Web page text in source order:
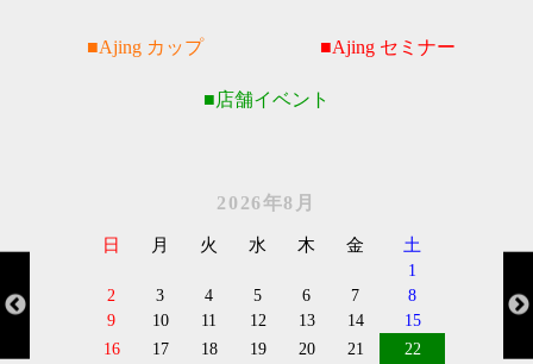
Ajing カップ Ajing セミナー
店舗イベント
2026年8月
日 月 火 水 木 金 土
1
2
3 4 5 6 7
8
9
10 11 12 13 14
15
16
17 18 19 20 21
22